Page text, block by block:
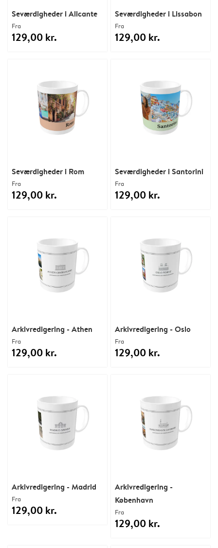
Seværdigheder i Alicante
Fra
129,00 kr.
Seværdigheder i Lissabon
Fra
129,00 kr.
Seværdigheder i Rom
Fra
129,00 kr.
Seværdigheder i Santorini
Fra
129,00 kr.
Arkivredigering - Athen
Fra
129,00 kr.
Arkivredigering - Oslo
Fra
129,00 kr.
Arkivredigering - Madrid
Fra
129,00 kr.
Arkivredigering -
København
Fra
129,00 kr.